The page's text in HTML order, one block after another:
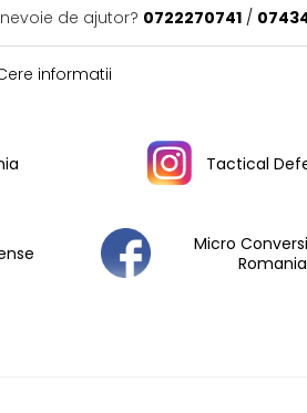
de ajutor? 0722270741 /
informatii
Tactical
Micro
Romania